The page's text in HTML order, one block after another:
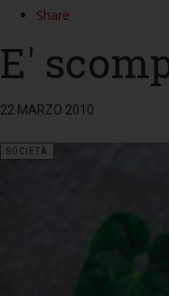
Share
E'
22 MARZO 2010
SOCIETÀ